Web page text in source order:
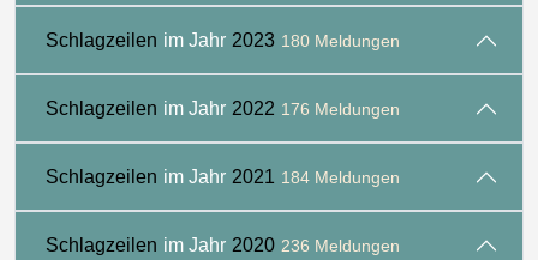
Schlagzeilen im Jahr 2023 180 Meldungen
Schlagzeilen im Jahr 2022 176 Meldungen
Schlagzeilen im Jahr 2021 184 Meldungen
Schlagzeilen im Jahr 2020 236 Meldungen